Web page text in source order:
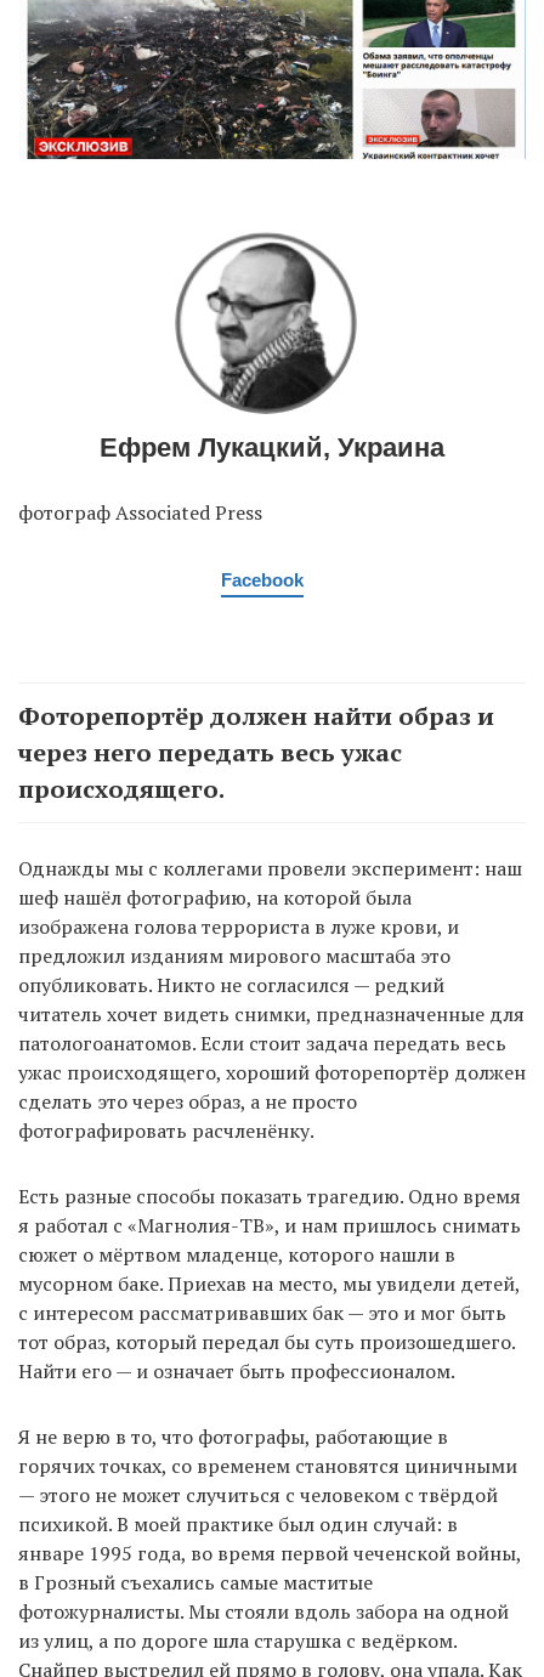
Ефрем Лукацкий, Украина
фотограф Associated Press
Facebook
Фоторепортёр должен найти образ и
через него передать весь ужас
происходящего.
Однажды мы с коллегами провели эксперимент: наш
шеф нашёл фотографию, на которой была
изображена голова террориста в луже крови, и
предложил изданиям мирового масштаба это
опубликовать. Никто не согласился — редкий
читатель хочет видеть снимки, предназначенные для
патологоанатомов. Если стоит задача передать весь
ужас происходящего, хороший фоторепортёр должен
сделать это через образ, а не просто
фотографировать расчленёнку.
Есть разные способы показать трагедию. Одно время
я работал с «Магнолия-ТВ», и нам пришлось снимать
сюжет о мёртвом младенце, которого нашли в
мусорном баке. Приехав на место, мы увидели детей,
с интересом рассматривавших бак — это и мог быть
тот образ, который передал бы суть произошедшего.
Найти его — и означает быть профессионалом.
Я не верю в то, что фотографы, работающие в
горячих точках, со временем становятся циничными
— этого не может случиться с человеком с твёрдой
психикой. В моей практике был один случай: в
январе 1995 года, во время первой чеченской войны,
в Грозный съехались самые маститые
фотожурналисты. Мы стояли вдоль забора на одной
из улиц, а по дороге шла старушка с ведёрком.
Снайпер выстрелил ей прямо в голову, она упала. Как